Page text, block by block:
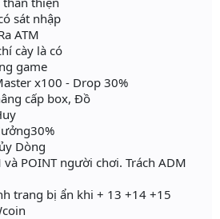
sát nhập
ATM
cày là có
game
x100 - Drop 30%
cấp box, Đồ
Dòng
POINT người chơi. Trách ADM
trang bị ẩn khi + 13 +14 +15